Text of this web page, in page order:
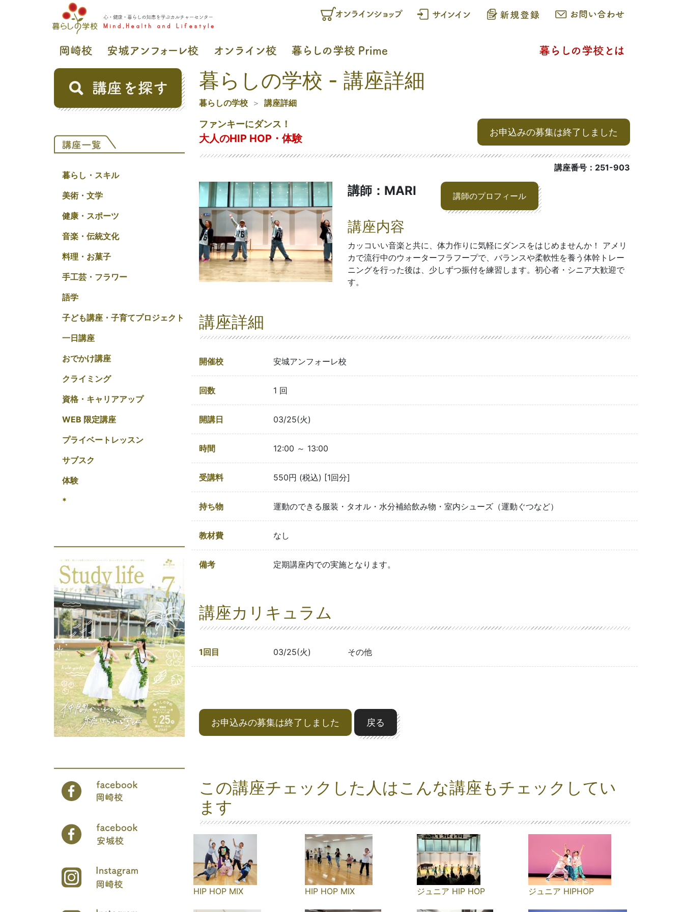
暮らし・スキル
美術・文学
健康・スポーツ
音楽・伝統文化
料理・お菓子
手工芸・フラワー
語学
子ども講座・子育てプロジェクト
一日講座
おでかけ講座
クライミング
資格・キャリアアップ
WEB 限定講座
プライベートレッスン
サブスク
体験
*
暮らしの学校 - 講座詳細
暮らしの学校 講座詳細
ファンキーにダンス！
大人のHIP HOP・体験
お申込みの募集は終了しました
講座番号：251-903
講師：MARI 講師のプロフィール
講座内容
カッコいい音楽と共に、体力作りに気軽にダンスをはじめませんか！ アメリ
カで流行中のウォーターフラフープで、バランスや柔軟性を養う体幹トレー
ニングを行った後は、少しずつ振付を練習します。初心者・シニア大歓迎で
す。
講座詳細
開催校 安城アンフォーレ校
回数 1 回
開講日 03/25(火)
時間 12:00 ～ 13:00
受講料 550円 (税込) [1回分]
持ち物 運動のできる服装・タオル・水分補給飲み物・室内シューズ（運動ぐつなど）
教材費 なし
備考 定期講座内での実施となります。
講座カリキュラム
1回目 03/25(火) その他
お申込みの募集は終了しました 戻る
この講座チェックした人はこんな講座もチェックしてい
ます
HIP HOP MIX HIP HOP MIX ジュニア HIP HOP ジュニア HIPHOP